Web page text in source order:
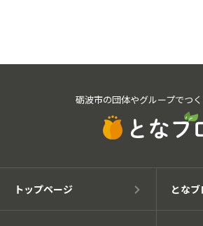
砺波市の団体やグループでつ
トップページ とな